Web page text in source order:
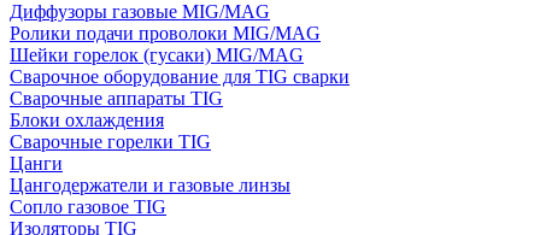
Диффузоры газовые MIG/MAG
Ролики подачи проволоки MIG/MAG
Шейки горелок (гусаки) MIG/MAG
Сварочное оборудование для TIG сварки
Сварочные аппараты TIG
Блоки охлаждения
Сварочные горелки TIG
Цанги
Цангодержатели и газовые линзы
Сопло газовое TIG
Изоляторы TIG